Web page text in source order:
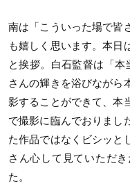
南は「こういった場で皆
も嬉しく思います。本日
と挨拶。白石監督は「
さんの輝きを浴びながら
影することができて、本
で撮影に臨んでおりまし
た作品ではなくビシッと
さん心して見ていただ
た。